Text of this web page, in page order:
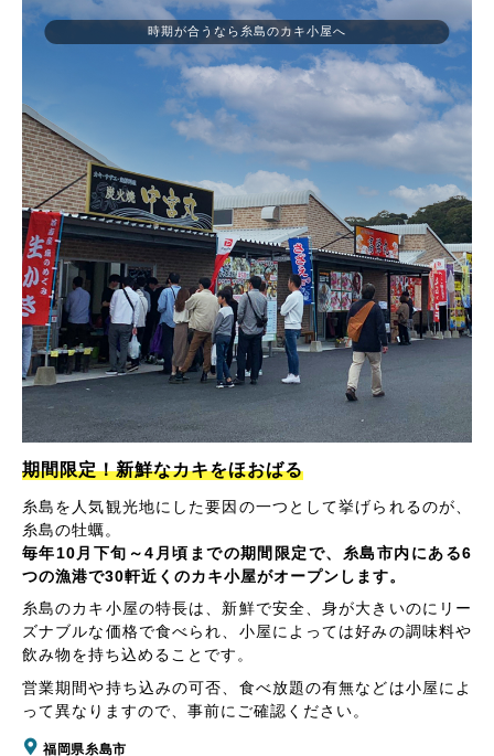
期間限定！新鮮なカキをほおばる
糸島を人気観光地にした要因の一つとして挙げられるのが、
糸島の牡蠣。
毎年10月下旬～4月頃までの期間限定で、糸島市内にある6
つの漁港で30軒近くのカキ小屋がオープンします。
糸島のカキ小屋の特長は、新鮮で安全、身が大きいのにリー
ズナブルな価格で食べられ、小屋によっては好みの調味料や
飲み物を持ち込めることです。
営業期間や持ち込みの可否、食べ放題の有無などは小屋によ
って異なりますので、事前にご確認ください。
福岡県糸島市
時期が合うなら糸島のカキ小屋へ